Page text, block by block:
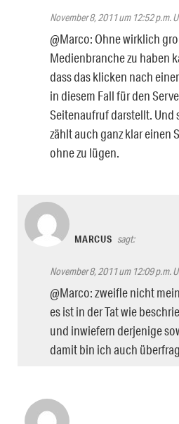
November 8, 2011 um 12:52 p.m.
@Marco: Ohne wirklich
Medienbranche zu haben
dass das klicken nach
in diesem Fall für den
Seitenaufruf darstellt. Und
zählt auch ganz klar einen
ohne zu lügen.
MARCUS sagt:
November 8, 2011 um 12:09 p.m.
@Marco: zweifle nicht
es ist in der Tat wie
und inwiefern derjenige
damit bin ich auch